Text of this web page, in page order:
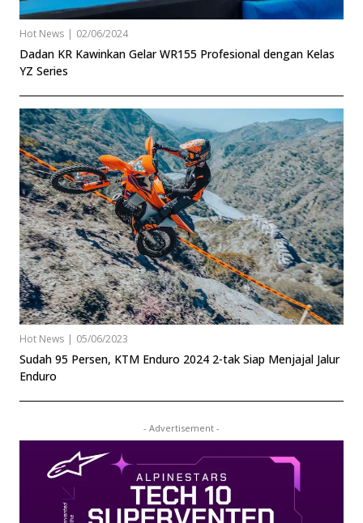
Hot News | 02/06/2024
Dadan KR Kawinkan Gelar WR155 Profesional dengan Kelas
YZ Series
Hot News | 05/06/2023
Sudah 95 Persen, KTM Enduro 2024 2-tak Siap Menjajal Jalur
Enduro
- Advertisement -